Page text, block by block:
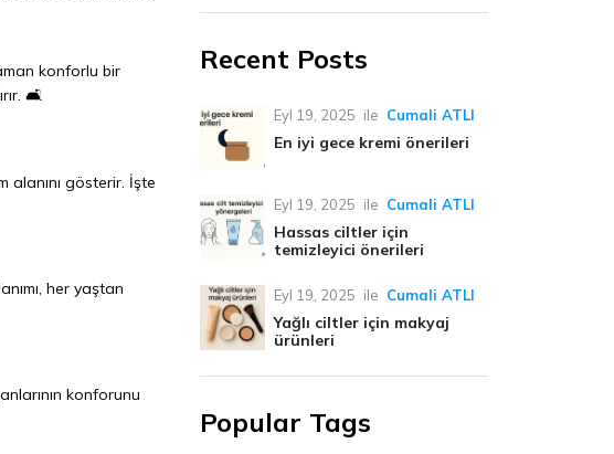
konforlu bir
🛋️
alanını gösterir. İşte
her yaştan
konforunu
Recent Posts
Eyl 19, 2025 ile Cumali ATLI
En iyi gece kremi önerileri
Eyl 19, 2025 ile Cumali ATLI
Hassas ciltler için
temizleyici önerileri
Eyl 19, 2025 ile Cumali ATLI
Yağlı ciltler için makyaj
ürünleri
Popular Tags